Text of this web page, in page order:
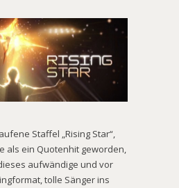
Staffel „Rising Star“,
als ein Quotenhit geworden,
aufwändige und vor
tolle Sänger ins